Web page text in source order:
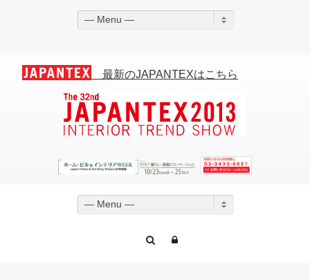
— Menu —
最新のJAPANTEXはこちら
— Menu —